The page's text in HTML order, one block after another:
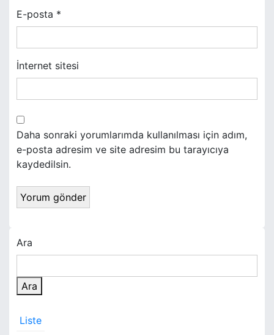
E-posta *
İnternet sitesi
Daha sonraki yorumlarımda kullanılması için adım,
e-posta adresim ve site adresim bu tarayıcıya
kaydedilsin.
Ara
Ara
Liste